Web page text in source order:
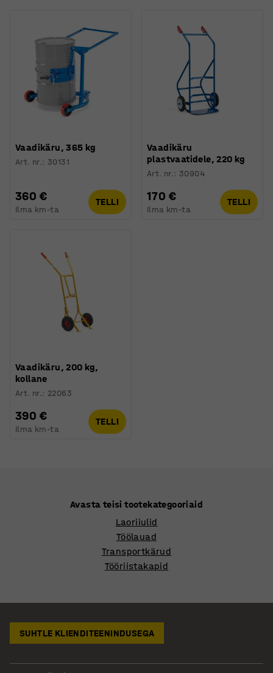
Vaadikäru, 365 kg
Art. nr.: 30131
360 €
Ilma km-ta
TELLI
Vaadikäru
plastvaatidele, 220 kg
Art. nr.: 30904
170 €
Ilma km-ta
TELLI
Vaadikäru, 200 kg,
kollane
Art. nr.: 22063
390 €
Ilma km-ta
TELLI
Avasta teisi tootekategooriaid
Laoriiulid
Töölauad
Transportkärud
Tööriistakapid
SUHTLE KLIENDITEENINDUSEGA